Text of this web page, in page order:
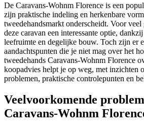
De Caravans-Wohnm Florence is een
zijn praktische indeling en herkenbare
tweedehandsmarkt onderscheidt. Voor
deze caravan een interessante optie,
leefruimte en degelijke bouw. Toch zijn er
aandachtspunten die je niet mag over het
tweedehands Caravans-Wohnm Florence
koopadvies helpt je op weg, met inzichten
problemen, praktische controlepunten en
Veelvoorkomende
Caravans-Wohnm